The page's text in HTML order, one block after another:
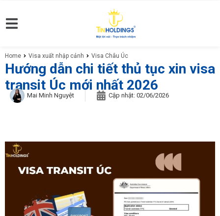
You are here:
Home Visa xuất nhập cảnh Visa Châu Úc
Hướng dẫn chi tiết thủ tục xin visa
transit Úc mới nhất 2026
Mai Minh Nguyệt Cập nhật: 02/06/2026